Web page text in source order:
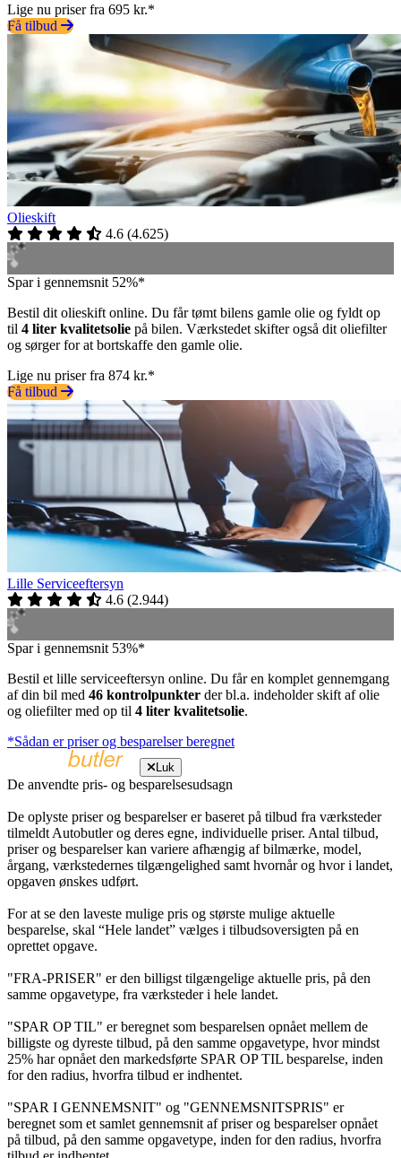
Lige nu priser fra 695 kr.*
Få tilbud
Olieskift
4.6 (4.625)
Spar i gennemsnit 52%*
Bestil dit olieskift online. Du får tømt bilens gamle olie og fyldt op
til 4 liter kvalitetsolie på bilen. Værkstedet skifter også dit oliefilter
og sørger for at bortskaffe den gamle olie.
Lige nu priser fra 874 kr.*
Få tilbud
Lille Serviceeftersyn
4.6 (2.944)
Spar i gennemsnit 53%*
Bestil et lille serviceeftersyn online. Du får en komplet gennemgang
af din bil med 46 kontrolpunkter der bl.a. indeholder skift af olie
og oliefilter med op til 4 liter kvalitetsolie.
*Sådan er priser og besparelser beregnet
Luk
De anvendte pris- og besparelsesudsagn
De oplyste priser og besparelser er baseret på tilbud fra værksteder
tilmeldt Autobutler og deres egne, individuelle priser. Antal tilbud,
priser og besparelser kan variere afhængig af bilmærke, model,
årgang, værkstedernes tilgængelighed samt hvornår og hvor i landet,
opgaven ønskes udført.
For at se den laveste mulige pris og største mulige aktuelle
besparelse, skal “Hele landet” vælges i tilbudsoversigten på en
oprettet opgave.
"FRA-PRISER" er den billigst tilgængelige aktuelle pris, på den
samme opgavetype, fra værksteder i hele landet.
"SPAR OP TIL" er beregnet som besparelsen opnået mellem de
billigste og dyreste tilbud, på den samme opgavetype, hvor mindst
25% har opnået den markedsførte SPAR OP TIL besparelse, inden
for den radius, hvorfra tilbud er indhentet.
"SPAR I GENNEMSNIT" og "GENNEMSNITSPRIS" er
beregnet som et samlet gennemsnit af priser og besparelser opnået
på tilbud, på den samme opgavetype, inden for den radius, hvorfra